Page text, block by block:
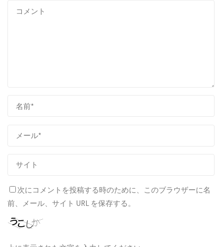
次にコメントを投稿する時のために、このブラウザーに名
前、メール、サイト URL を保存する。